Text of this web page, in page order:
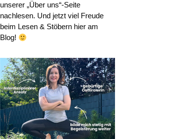
unserer „Über uns“-Seite
nachlesen. Und jetzt viel Freude
beim Lesen & Stöbern hier am
Blog!